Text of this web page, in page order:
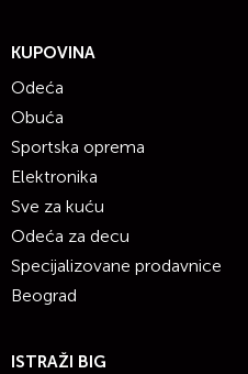
KUPOVINA
Odeća
Obuća
Sportska oprema
Elektronika
Sve za kuću
Odeća za decu
Specijalizovane prodavnice
Beograd
ISTRAŽI BIG